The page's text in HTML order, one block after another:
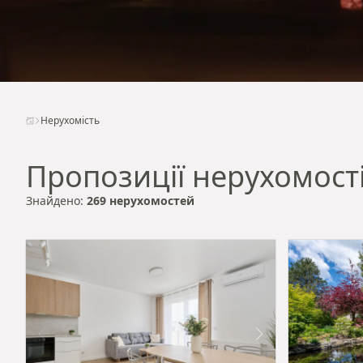
Нерухомість
Пропозиції
Знайдено: 269 нерухомостей